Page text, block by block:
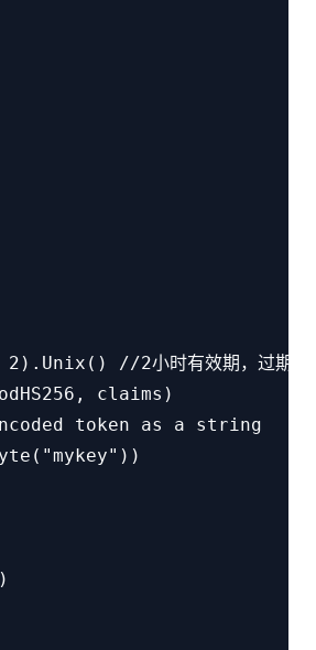
//2小时有效期，过期需要
claims)
token as a string